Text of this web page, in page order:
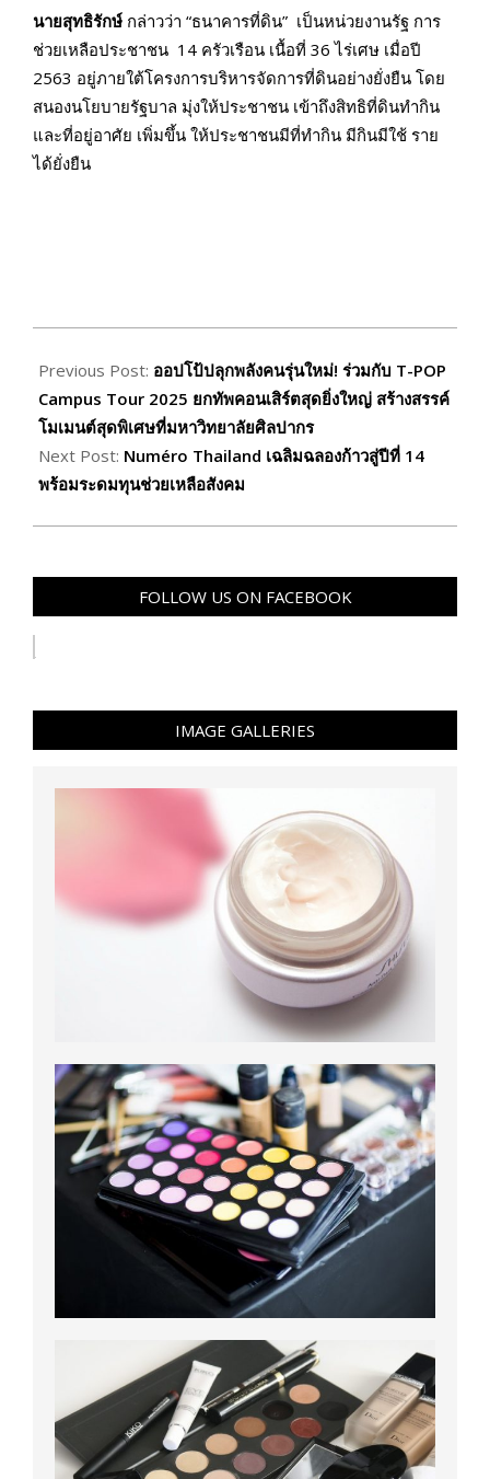
นายสุทธิรักษ์ กล่าวว่า “ธนาคารที่ดิน” เป็นหน่วยงานรัฐ การ
ช่วยเหลือประชาชน 14 ครัวเรือน เนื้อที่ 36 ไร่เศษ เมื่อปี
2563 อยู่ภายใต้โครงการบริหารจัดการที่ดินอย่างยั่งยืน โดย
สนองนโยบายรัฐบาล มุ่งให้ประชาชน เข้าถึงสิทธิที่ดินทำกิน
และที่อยู่อาศัย เพิ่มขึ้น ให้ประชาชนมีที่ทำกิน มีกินมีใช้ ราย
ได้ยั่งยืน
08-
25
Previous Post: ออปโป้ปลุกพลังคนรุ่นใหม่! ร่วมกับ T-POP
Campus Tour 2025 ยกทัพคอนเสิร์ตสุดยิ่งใหญ่ สร้างสรรค์
โมเมนต์สุดพิเศษที่มหาวิทยาลัยศิลปากร
Next Post: Numéro Thailand เฉลิมฉลองก้าวสู่ปีที่ 14
พร้อมระดมทุนช่วยเหลือสังคม
FOLLOW US ON FACEBOOK
IMAGE GALLERIES